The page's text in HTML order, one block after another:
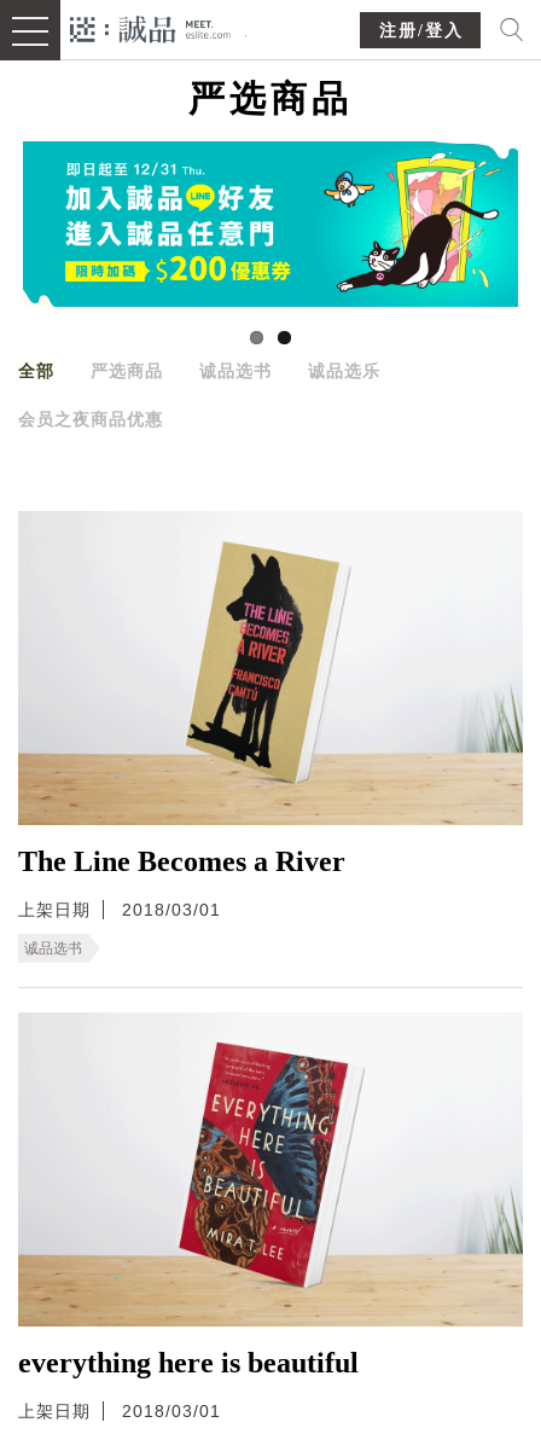
注册/登入
严选商品
全部 严选商品 诚品选书 诚品选乐
会员之夜商品优惠
The Line Becomes a River
上架日期 2018/03/01
诚品选书
everything here is beautiful
上架日期 2018/03/01